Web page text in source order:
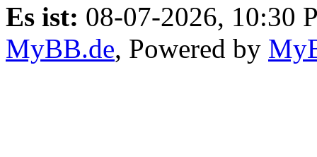
Es ist: 08-07-2026, 10:30
MyBB.de, Powered by